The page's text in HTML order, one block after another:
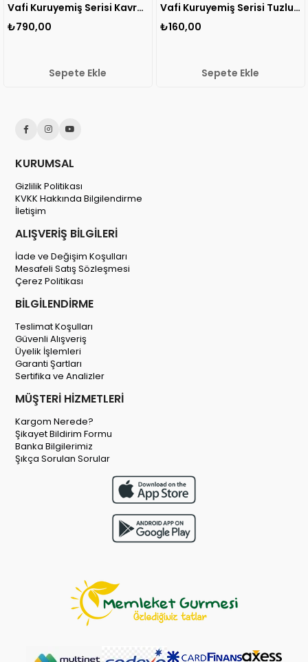
Vafi Kuruyemiş Serisi Kavrulmuş Fındık İçi 400 gr 1 ADET
₺790,00
Sepete Ekle
Vafi Kuruyemiş Serisi Tuzlu Leblebi 400 gr 1 ADET
₺160,00
Sepete Ekle
KURUMSAL
Gizlilik Politikası
KVKK Hakkında Bilgilendirme
İletişim
ALIŞVERİŞ BİLGİLERİ
İade ve Değişim Koşulları
Mesafeli Satış Sözleşmesi
Çerez Politikası
BİLGİLENDİRME
Teslimat Koşulları
Güvenli Alışveriş
Üyelik İşlemleri
Garanti Şartları
Sertifika ve Analizler
MÜŞTERİ HİZMETLERİ
Kargom Nerede?
Şikayet Bildirim Formu
Banka Bilgilerimiz
Şıkça Sorulan Sorular